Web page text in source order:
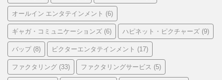
オールイン エンタテインメント (6)
ギャガ・コミュニケーションズ (6) ハピネット・ピクチャーズ (9)
バップ(8) ビクターエンタテインメント (17)
ファクタリング (33) ファクタリングサービス (5)